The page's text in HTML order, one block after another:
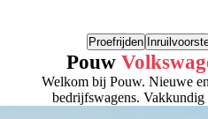
Proefrijden
Pouw
Welkom bij Pouw. Nieuwe
bedrijfswagens. Vakkundig